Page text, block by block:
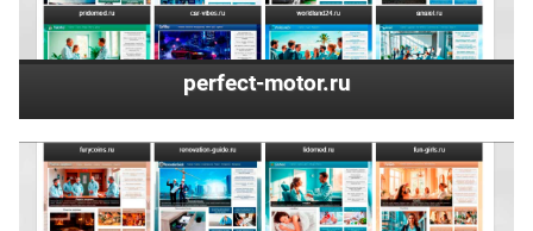
perfect-motor.ru